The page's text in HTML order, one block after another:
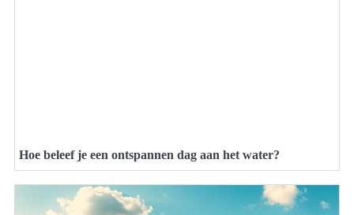
Hoe beleef je een ontspannen dag aan het water?